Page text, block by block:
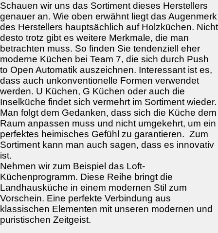
Schauen wir uns das Sortiment dieses Herstellers
genauer an. Wie oben erwähnt liegt das Augenmerk
des Herstellers hauptsächlich auf Holzküchen. Nicht
desto trotz gibt es weitere Merkmale, die man
betrachten muss. So finden Sie tendenziell eher
moderne Küchen bei Team 7, die sich durch Push
to Open Automatik auszeichnen. Interessant ist es,
dass auch unkonventionelle Formen verwendet
werden. U Küchen, G Küchen oder auch die
Inselküche findet sich vermehrt im Sortiment wieder.
Man folgt dem Gedanken, dass sich die Küche dem
Raum anpassen muss und nicht umgekehrt, um ein
perfektes heimisches Gefühl zu garantieren. Zum
Sortiment kann man auch sagen, dass es innovativ
ist.
Nehmen wir zum Beispiel das Loft-
Küchenprogramm. Diese Reihe bringt die
Landhausküche in einem modernen Stil zum
Vorschein. Eine perfekte Verbindung aus
klassischen Elementen mit unseren modernen und
puristischen Zeitgeist.